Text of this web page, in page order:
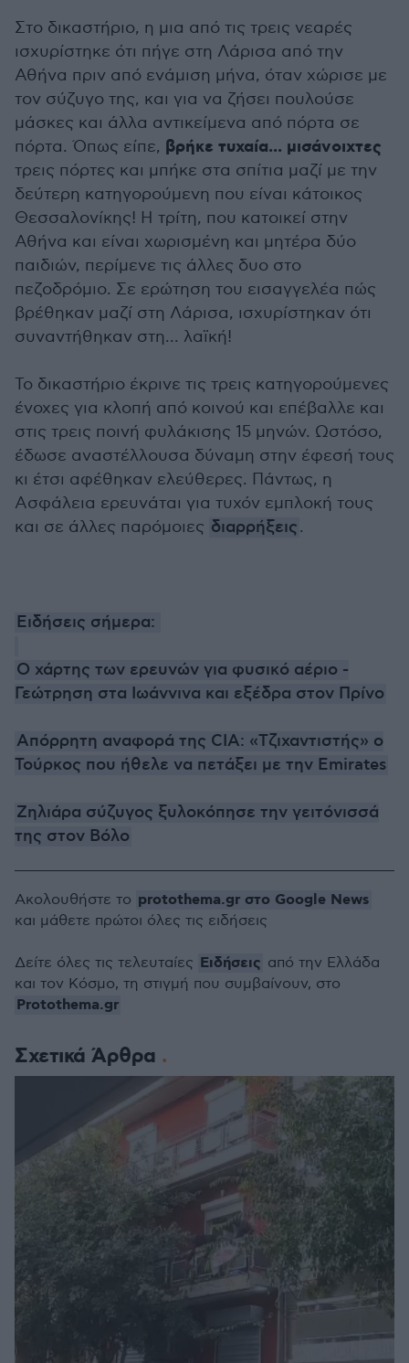
Στο δικαστήριο, η μια από τις τρεις νεαρές
ισχυρίστηκε ότι πήγε στη Λάρισα από την
Αθήνα πριν από ενάμιση μήνα, όταν χώρισε με
τον σύζυγο της, και για να ζήσει πουλούσε
μάσκες και άλλα αντικείμενα από πόρτα σε
πόρτα. Όπως είπε, βρήκε τυχαία... μισάνοιχτες
τρεις πόρτες και μπήκε στα σπίτια μαζί με την
δεύτερη κατηγορούμενη που είναι κάτοικος
Θεσσαλονίκης! Η τρίτη, που κατοικεί στην
Αθήνα και είναι χωρισμένη και μητέρα δύο
παιδιών, περίμενε τις άλλες δυο στο
πεζοδρόμιο. Σε ερώτηση του εισαγγελέα πώς
βρέθηκαν μαζί στη Λάρισα, ισχυρίστηκαν ότι
συναντήθηκαν στη... λαϊκή!
Το δικαστήριο έκρινε τις τρεις κατηγορούμενες
ένοχες για κλοπή από κοινού και επέβαλλε και
στις τρεις ποινή φυλάκισης 15 μηνών. Ωστόσο,
έδωσε αναστέλλουσα δύναμη στην έφεσή τους
κι έτσι αφέθηκαν ελεύθερες. Πάντως, η
Ασφάλεια ερευνάται για τυχόν εμπλοκή τους
και σε άλλες παρόμοιες διαρρήξεις.
Ειδήσεις σήμερα:
Ο χάρτης των ερευνών για φυσικό αέριο -
Γεώτρηση στα Ιωάννινα και εξέδρα στον Πρίνο
Απόρρητη αναφορά της CIA: «Τζιχαντιστής» ο
Τούρκος που ήθελε να πετάξει με την Emirates
Ζηλιάρα σύζυγος ξυλοκόπησε την γειτόνισσά
της στον Βόλο
Σχετικά Άρθρα
Ακολουθήστε το protothema.gr στο Google News
και μάθετε πρώτοι όλες τις ειδήσεις
Δείτε όλες τις τελευταίες Ειδήσεις από την Ελλάδα
και τον Κόσμο, τη στιγμή που συμβαίνουν, στο
Protothema.gr